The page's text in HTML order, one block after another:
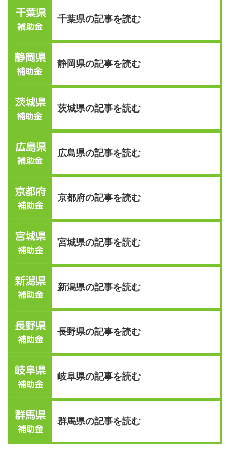
千葉県の記事を読む
静岡県の記事を読む
茨城県の記事を読む
広島県の記事を読む
京都府の記事を読む
宮城県の記事を読む
新潟県の記事を読む
長野県の記事を読む
岐阜県の記事を読む
群馬県の記事を読む